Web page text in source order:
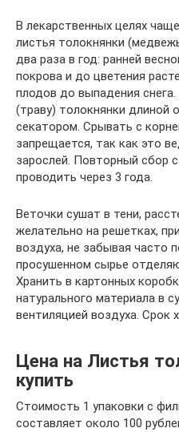
В лекарственных целях
листья толокнянки
два раза в год: ранней
покрова и до цветения
плодов до выпадения
(траву) толокнянки длиной
секатором. Срывать с
запрещается, так как это
зарослей. Повторный сбор
проводить через 3 года.
Веточки сушат в тени,
желательно на решетках,
воздуха, не забывая часто
просушенном сырье
Хранить в картонных
натурального материала в
вентиляцией воздуха. Срок
Цена на Листья
купить
Стоимость 1 упаковки с
составляет около 100